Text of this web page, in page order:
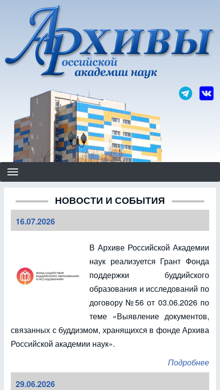
основному
содержанию
НОВОСТИ И СОБЫТИЯ
16.07.2026
В Архиве Российской Академии
наук реализуется Грант Фонда
поддержки буддийского
образования и исследований по
договору №56 от 03.06.2026 по
теме «Выявление документов,
связанных с буддизмом, хранящихся в фонде Архива
Российской академии наук».
Подробнее
29.06.2026